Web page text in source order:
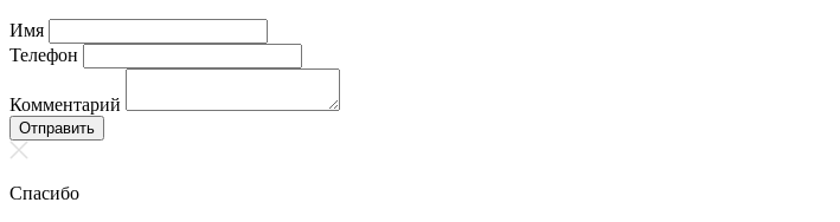
Имя
Телефон
Комментарий
Отправить
Спасибо